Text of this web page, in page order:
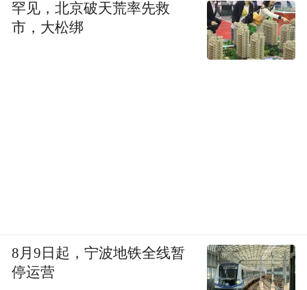
罕见，北京破天荒率先救
市，大松绑
8月9日起，宁波地铁全线暂
停运营